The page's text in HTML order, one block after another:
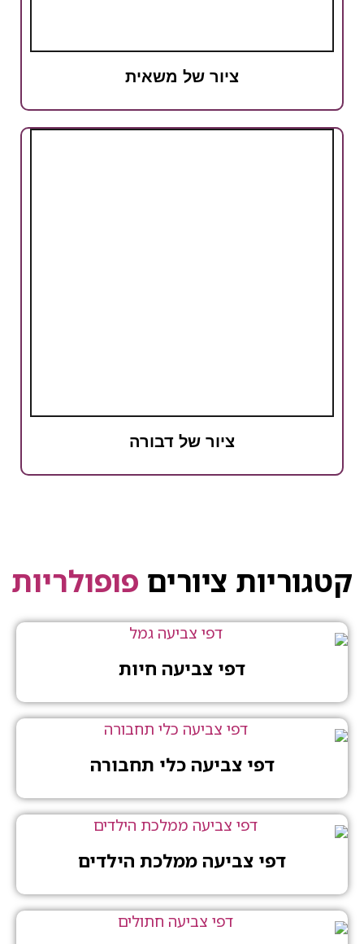
ציור של משאית
ציור של דבורה
ציוריםפופולריות
דפי צביעה חיות
דפי צביעה כלי תחבורה
דפי צביעה ממלכת הילדים